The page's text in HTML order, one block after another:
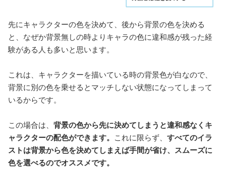
先にキャラクターの色を決めて、後から背景の色を決める
と、なぜか背景無しの時よりキャラの色に違和感が残った経
験がある人も多いと思います。
これは、キャラクターを描いている時の背景色が白なので、
背景に別の色を乗せるとマッチしない状態になってしまって
いるからです。
この場合は、 背景の色から先に決めてしまうと違和感なくキ
ャラクターの配色ができます。
これに限らず、 すべてのイラ
ストは背景から色を決めてしまえば手間が省け、スムーズに
色を選べるのでオススメです。